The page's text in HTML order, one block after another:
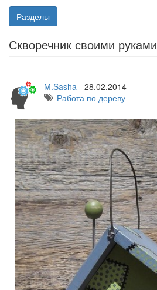
Разделы
Скворечник своими руками
M.Sasha - 28.02.2014
Работа по дереву